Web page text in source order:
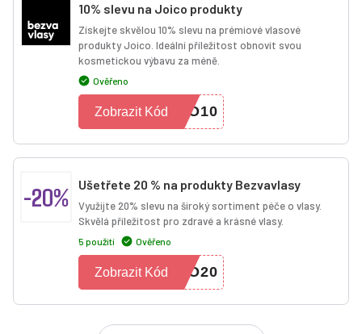
10% slevu na Joico produkty
Získejte skvělou 10% slevu na prémiové vlasové
produkty Joico. Ideální příležitost obnovit svou
kosmetickou výbavu za méně.
Ověřeno
CO10
Zobrazit Kód
-20% Ušetřete 20 % na produkty Bezvavlasy
Využijte 20% slevu na široký sortiment péče o vlasy.
Skvělá příležitost pro zdravé a krásné vlasy.
5 použití Ověřeno
IO20
Zobrazit Kód